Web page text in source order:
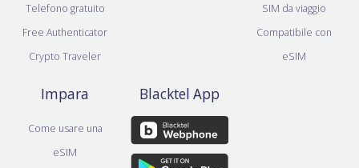
Telefono gratuito
Free Authenticator
Crypto Traveler
SIM da viaggio
Compatibile con
eSIM
Impara
Come usare una
eSIM
Blacktel App